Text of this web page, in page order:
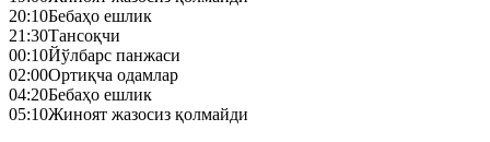
20:10Бебаҳо ешлик
21:30Тансоқчи
00:10Йўлбарс панжаси
02:00Ортиқча одамлар
04:20Бебаҳо ешлик
05:10Жиноят жазосиз қолмайди